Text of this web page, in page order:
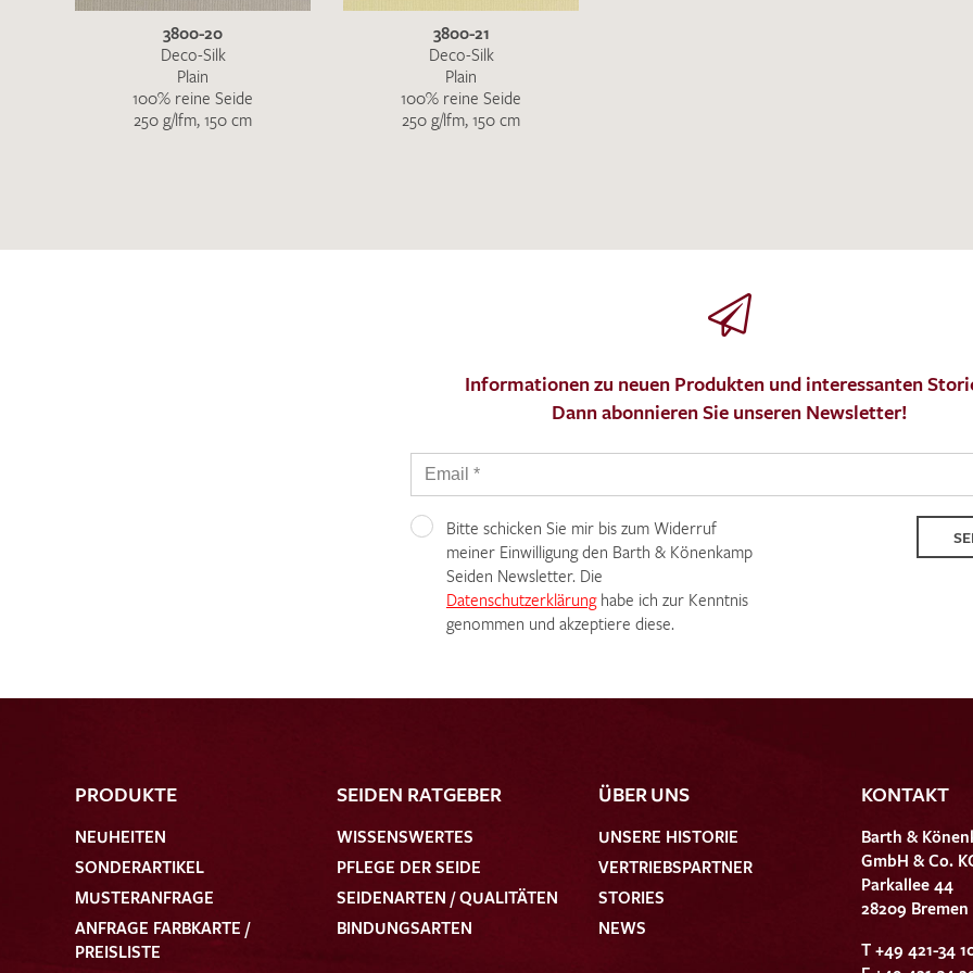
3800-20
Deco-Silk
Plain
100% reine Seide
250 g/lfm, 150 cm
3800-21
Deco-Silk
Plain
100% reine Seide
250 g/lfm, 150 cm
Informationen zu neuen Produkten und interessanten
Dann abonnieren Sie unseren Newsletter!
Bitte schicken Sie mir bis zum Widerruf
meiner Einwilligung den Barth & Könenkamp
Seiden Newsletter. Die
Datenschutzerklärunghabe ich zur Kenntnis
genommen und akzeptiere diese.
PRODUKTE
NEUHEITEN
SONDERARTIKEL
MUSTERANFRAGE
ANFRAGE FARBKARTE /
PREISLISTE
SEIDEN RATGEBER
WISSENSWERTES
PFLEGE DER SEIDE
SEIDENARTEN / QUALITÄTEN
BINDUNGSARTEN
ÜBER UNS
UNSERE HISTORIE
VERTRIEBSPARTNER
STORIES
NEWS
KONTAKT
Barth &
GmbH & Co.
Parkallee 44
28209 Bremen
T +49 421-34